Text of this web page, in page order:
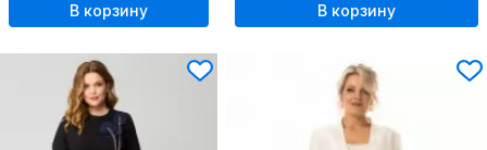
В корзину В корзину